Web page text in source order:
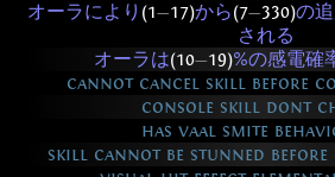
オーラにより (1—17)から(7—330)の
される
オーラは(10—19)%の感電確
cannot cancel skill before
console skill dont
has vaal smite
skill cannot be stunned